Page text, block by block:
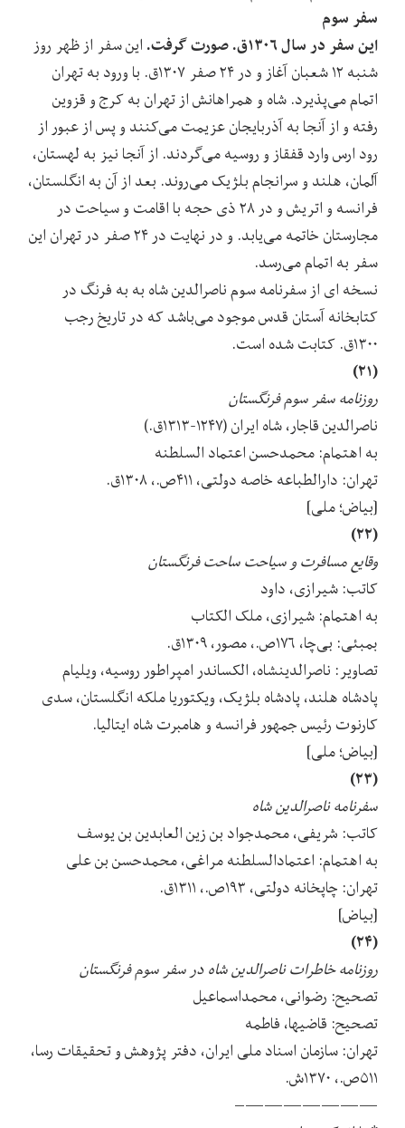
سفر سوم
این سفر در سال ۱۳۰۶ق. صورت گرفت.
این سفر از ظهر روز
شنبه ۱۲ شعبان آغاز و در ۲۴ صفر ۱۳۰۷ق. با ورود به تهران
اتمام می‌پذیرد. شاه و همراهانش از تهران به کرج و قزوین
رفته و از آنجا به آذربایجان عزیمت می‌کنند و پس از عبور از
رود ارس وارد قفقاز و روسیه می‌گردند. از آنجا نیز به لهستان،
آلمان، هلند و سرانجام بلژیک می‌روند. بعد از آن به انگلستان،
فرانسه و اتریش و در ۲۸ ذی حجه با اقامت و سیاحت در
مجارستان خاتمه می‌یابد. و در نهایت در ۲۴ صفر در تهران این
سفر به اتمام می‌رسد.
نسخه ای از سفرنامه سوم ناصرالدین شاه به به فرنگ در
کتابخانه آستان قدس موجود می‌باشد که در تاریخ رجب
۱۳۰۰ق. کتابت شده است.
(۲۱)
روزنامه سفر سوم فرنگستان
ناصرالدین قاجار، شاه ایران (۱۲۴۷-۱۳۱۳ق.)
به اهتمام: محمدحسن اعتماد السلطنه
تهران: دارالطباعه خاصه دولتی، ۴۱۱ص.، ۱۳۰۸ق.
[بیاض؛ ملی]
(۲۲)
وقایع مسافرت و سیاحت ساحت فرنگستان
کاتب: شیرازی، داود
به اهتمام: شیرازی، ملک الکتاب
بمبئی: بی‌چا، ۱۷۶ص.، مصور، ۱۳۰۹ق.
تصاویر: ناصرالدینشاه، الکساندر امپراطور روسیه، ویلیام
پادشاه هلند، پادشاه بلژیک، ویکتوریا ملکه انگلستان، سدی
کارنوت رئیس جمهور فرانسه و هامبرت شاه ایتالیا.
[بیاض؛ ملی]
(۲۳)
سفرنامه ناصرالدین شاه
کاتب: شریفی، محمدجواد بن زین العابدین بن یوسف
به اهتمام: اعتمادالسلطنه مراغی، محمدحسن بن علی
تهران: چاپخانه دولتی، ۱۹۳ص.، ۱۳۱۱ق.
[بیاض]
(۲۴)
روزنامه خاطرات ناصرالدین شاه در سفر سوم فرنگستان
تصحیح: رضوانی، محمداسماعیل
تصحیح: قاضیها، فاطمه
تهران: سازمان اسناد ملی ایران، دفتر پژوهش و تحقیقات رسا،
۵۱۱ص.، ۱۳۷۰ش.
———————–